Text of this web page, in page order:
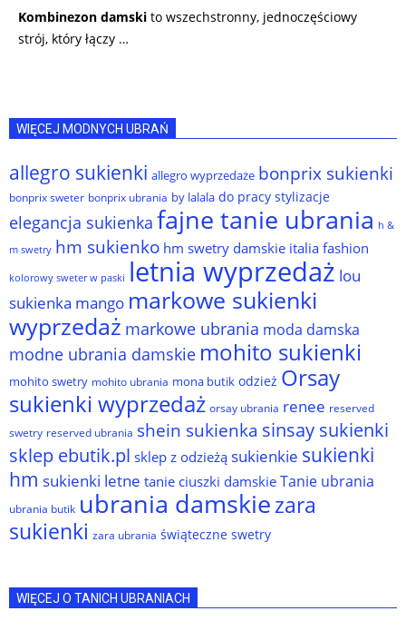
Kombinezon damski to wszechstronny, jednoczęściowy
strój, który łączy …
WIĘCEJ MODNYCH UBRAŃ
allegro sukienki allegro wyprzedaże bonprix sukienki
bonprix sweter bonprix ubrania by lalala do pracy stylizacje
elegancja sukienka fajne tanie ubrania h &
m swetry hm sukienko hm swetry damskie italia fashion
kolorowy sweter w paski letnia wyprzedaż lou
sukienka mango markowe sukienki
wyprzedaż markowe ubrania moda damska
modne ubrania damskie mohito sukienki
mohito swetry mohito ubrania mona butik odzież Orsay
sukienki wyprzedaż orsay ubrania renee reserved
swetry reserved ubrania shein sukienka sinsay sukienki
sklep ebutik.pl sklep z odzieżą sukienkie sukienki
hm sukienki letne tanie ciuszki damskie Tanie ubrania
ubrania butik ubrania damskiezara
sukienki zara ubrania świąteczne swetry
WIĘCEJ O TANICH UBRANIACH